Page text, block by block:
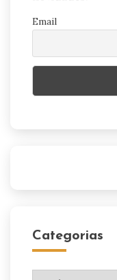
Email
Categorias
Categorias